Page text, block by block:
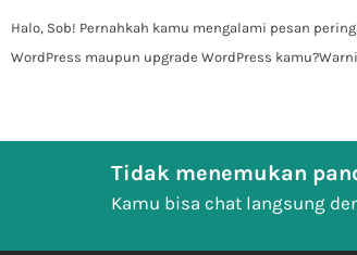
Halo, Sob! Pernahkah kamu mengalami pesan
WordPress maupun upgrade WordPress
Tidak menemukan
Kamu bisa chat langsung